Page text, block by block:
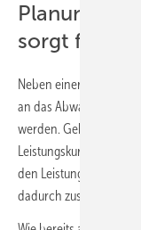
Planung
sorgt für
Neben einer optimalen
an das
werden. Geberit stellt
Leistungskurven nach
den Leistungskurven
dadurch zusätzliche